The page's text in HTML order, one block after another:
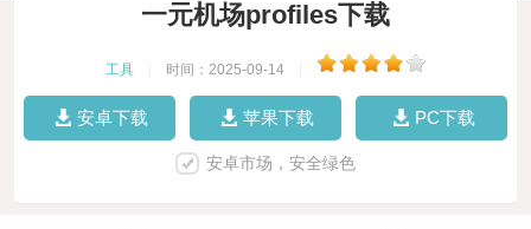
一元机场profiles下载
工具 时间：2025-09-14
安卓下载 苹果下载 PC下载
安卓市场，安全绿色